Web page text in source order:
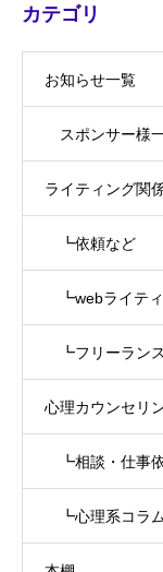
カテゴリ
お知らせ一覧
スポンサー様
ライティング関
┗依頼など
┗webライテ
┗フリーラン
心理カウンセリ
┗相談・仕事
┗心理系コラ